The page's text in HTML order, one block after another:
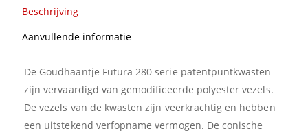
Beschrijving
Aanvullende informatie
De Goudhaantje Futura 280 serie patentpuntkwasten
zijn vervaardigd van gemodificeerde polyester vezels.
De vezels van de kwasten zijn veerkrachtig en hebben
een uitstekend verfopname vermogen. De conische